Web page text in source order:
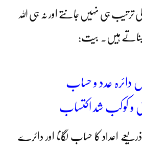
ترتیب ہی نہیں جانتے اور نہ ہی اللہ
بناتے ہیں۔ بیت:
دائرہ عدد و حساب
و کوکب شد اکتساب
اعداد کا حساب لگانا اور دائرے